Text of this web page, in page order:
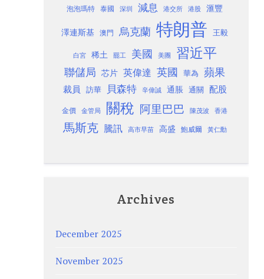
泡泡瑪特 泰國 深圳 減息 港交所 港股 滙豐
澤連斯基 澳門 烏克蘭 特朗普 王毅
白宮 稀土 罷工 美國 美團 習近平
聯儲局 芯片 英偉達 英國 華為 蘋果
裁員 訪華 貝森特 辛偉誠 通脹 通關 配股
金價 金管局 關稅 阿里巴巴 陳茂波 香港
馬斯克 騰訊 高市早苗 高盛 鮑威爾 黃仁勳
Archives
December 2025
November 2025